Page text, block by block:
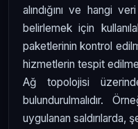
alındığını ve hangi
belirlemek için
paketlerinin kontrol
hizmetlerin tespit
Ağ topolojisi
bulundurulmalıdır.
uygulanan saldırılarda,